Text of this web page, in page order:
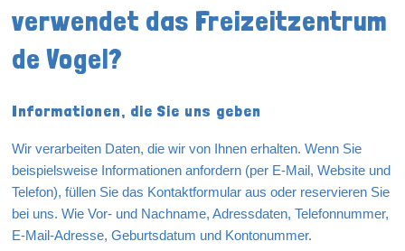
verwendet das Freizeitzentrum
de Vogel?
Informationen, die Sie uns geben
Wir verarbeiten Daten, die wir von Ihnen erhalten. Wenn Sie
beispielsweise Informationen anfordern (per E-Mail, Website und
Telefon), füllen Sie das Kontaktformular aus oder reservieren Sie
bei uns. Wie Vor- und Nachname, Adressdaten, Telefonnummer,
E-Mail-Adresse, Geburtsdatum und Kontonummer.